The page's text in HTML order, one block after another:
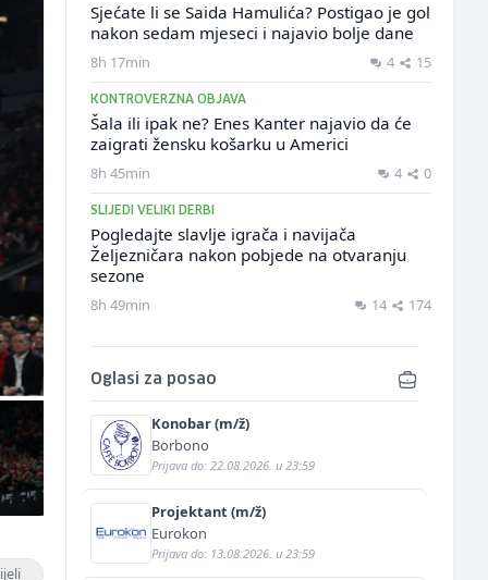
Sjećate li se Saida Hamulića? Postigao je gol
nakon sedam mjeseci i najavio bolje dane
8h 17min 4 15
KONTROVERZNA OBJAVA
Šala ili ipak ne? Enes Kanter najavio da će
zaigrati žensku košarku u Americi
8h 45min 4 0
SLIJEDI VELIKI DERBI
Pogledajte slavlje igrača i navijača
Željezničara nakon pobjede na otvaranju
sezone
8h 49min 14 174
Oglasi za posao
Konobar (m/ž)
Borbono
Prijava do: 22.08.2026. u 23:59
Projektant (m/ž)
Eurokon
Prijava do: 13.08.2026. u 23:59